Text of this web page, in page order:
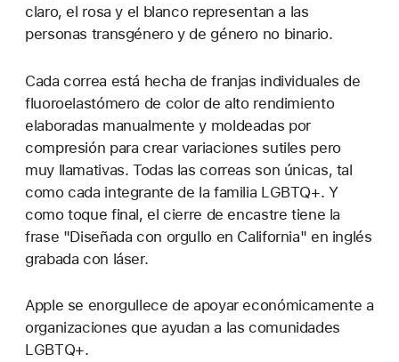
claro, el rosa y el blanco representan a las
personas transgénero y de género no binario.
Cada correa está hecha de franjas individuales de
fluoroelastómero de color de alto rendimiento
elaboradas manualmente y moldeadas por
compresión para crear variaciones sutiles pero
muy llamativas. Todas las correas son únicas, tal
como cada integrante de la familia LGBTQ+. Y
como toque final, el cierre de encastre tiene la
frase "Diseñada con orgullo en California" en inglés
grabada con láser.
Apple se enorgullece de apoyar económicamente a
organizaciones que ayudan a las comunidades
LGBTQ+.